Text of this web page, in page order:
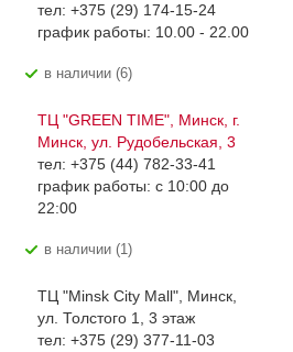
тел: +375 (29) 174-15-24
график работы: 10.00 - 22.00
В наличии (6)
ТЦ "GREEN TIME", Минск, г.
Минск, ул. Рудобельская, 3
тел: +375 (44) 782-33-41
график работы: с 10:00 до
22:00
В наличии (1)
ТЦ "Minsk City Mall", Минск,
ул. Толстого 1, 3 этаж
тел: +375 (29) 377-11-03